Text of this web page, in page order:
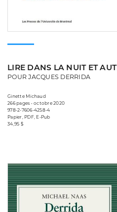
LIRE DANS LA NUIT ET
POUR JACQUES DERRIDA
Ginette Michaud
266 pages • octobre 2020
978-2-7606-4258-4
Papier, PDF, E-Pub
34,95 $